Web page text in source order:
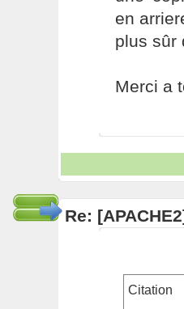
en
plus sûr
Merci a
Re:
Citation